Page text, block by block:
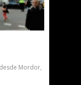
Mordor,